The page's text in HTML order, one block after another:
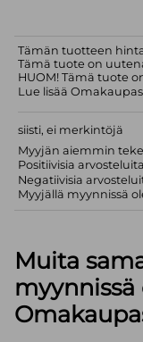
Tämän tuotteen
Tämä tuote on
HUOM! Tämä tuote
Lue lisää
siisti, ei merkintöjä
Myyjän aiemmin
Positiivisia
Negatiivisia
Myyjällä myynnissä
Muita